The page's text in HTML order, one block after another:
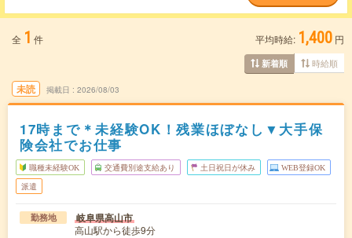
全 1 件 平均時給: 1,400 円
新着順 時給順
未読 掲載日 2026/08/03
17時まで＊未経験OK！残業ほぼなし▼大手保
険会社でお仕事
職種未経験OK 交通費別途支給あり 土日祝日が休み WEB登録OK
派遣
勤務地 岐阜県高山市
高山駅から徒歩9分